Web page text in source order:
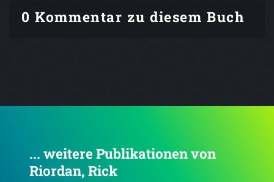
0 Kommentar zu diesem Buch
... weitere Publikationen von
Riordan, Rick